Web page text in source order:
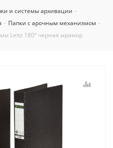
и системы архивации -
- Папки с арочным механизмом -
Leitz 180° черная мрамор